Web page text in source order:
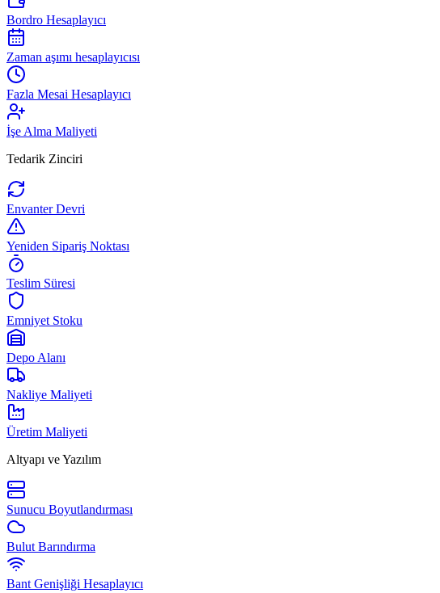
Bordro Hesaplayıcı
Zaman aşımı hesaplayıcısı
Fazla Mesai Hesaplayıcı
İşe Alma Maliyeti
Tedarik Zinciri
Envanter Devri
Yeniden Sipariş Noktası
Teslim Süresi
Emniyet Stoku
Depo Alanı
Nakliye Maliyeti
Üretim Maliyeti
Altyapı ve Yazılım
Sunucu Boyutlandırması
Bulut Barındırma
Bant Genişliği Hesaplayıcı